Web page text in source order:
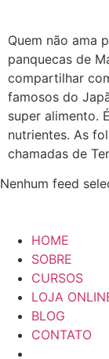
Quem não ama
panquecas de
compartilhar
famosos do
super alimento.
nutrientes. As
chamadas de
Nenhum feed
HOME
SOBRE
CURSOS
LOJA
BLOG
CONTATO